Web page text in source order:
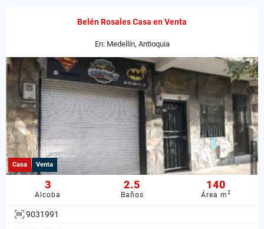
Belén Rosales Casa en Venta
En: Medellín, Antioquia
Casa Venta
3
Alcoba
2.5
Baños
140
Área m2
9031991